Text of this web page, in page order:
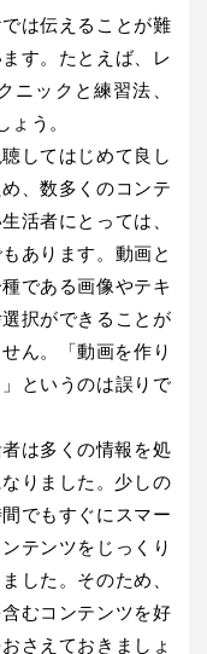
は伝えることが難
す。たとえば、レ
ニックと練習法、
う。
してはじめて良し
、数多くのコンテ
活者にとっては、
あります。動画と
である画像やテキ
択ができることが
ん。「動画を作り
というのは誤りで
は多くの情報を処
りました。少しの
でもすぐにスマー
テンツをじっくり
した。そのため、
むコンテンツを好
さえておきましょ